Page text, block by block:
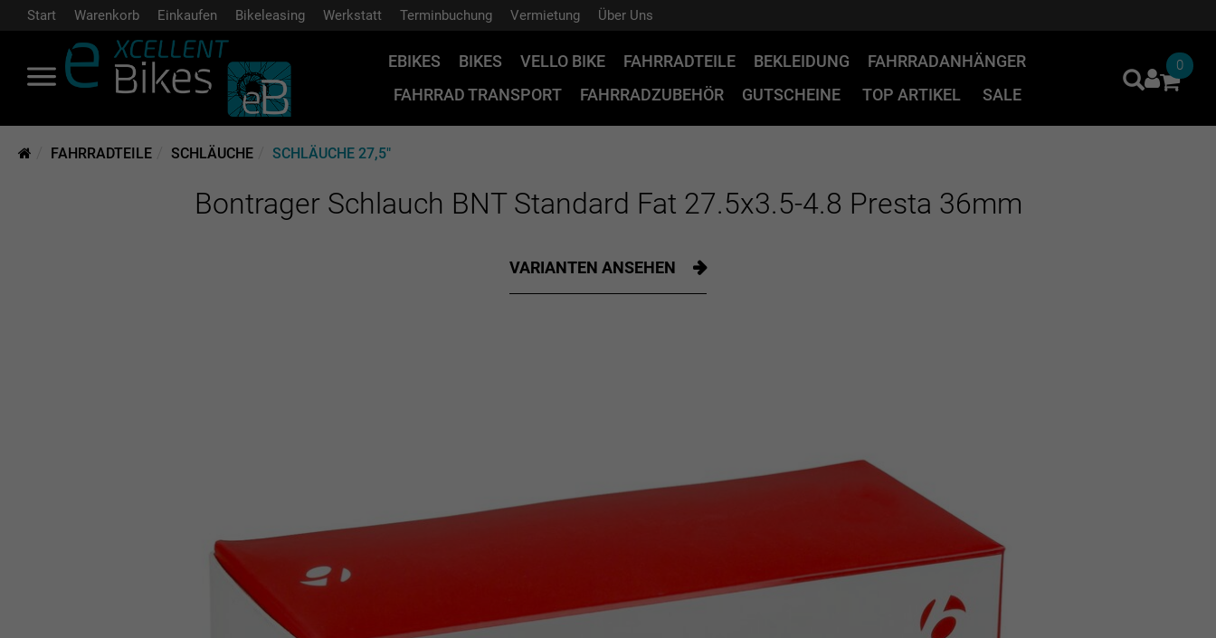
Start Warenkorb Einkaufen Bikeleasing Werkstatt Terminbuchung Vermietung Über Uns
EBIKES BIKES VELLO BIKE FAHRRADTEILE BEKLEIDUNG
FAHRRADANHÄNGER
FAHRRAD TRANSPORT
FAHRRADZUBEHÖR GUTSCHEINE TOP ARTIKEL SALE
0
FAHRRADTEILE SCHLÄUCHE SCHLÄUCHE 27,5"
Bontrager Schlauch BNT Standard Fat 27.5x3.5-4.8 Presta 36mm
VARIANTEN ANSEHEN